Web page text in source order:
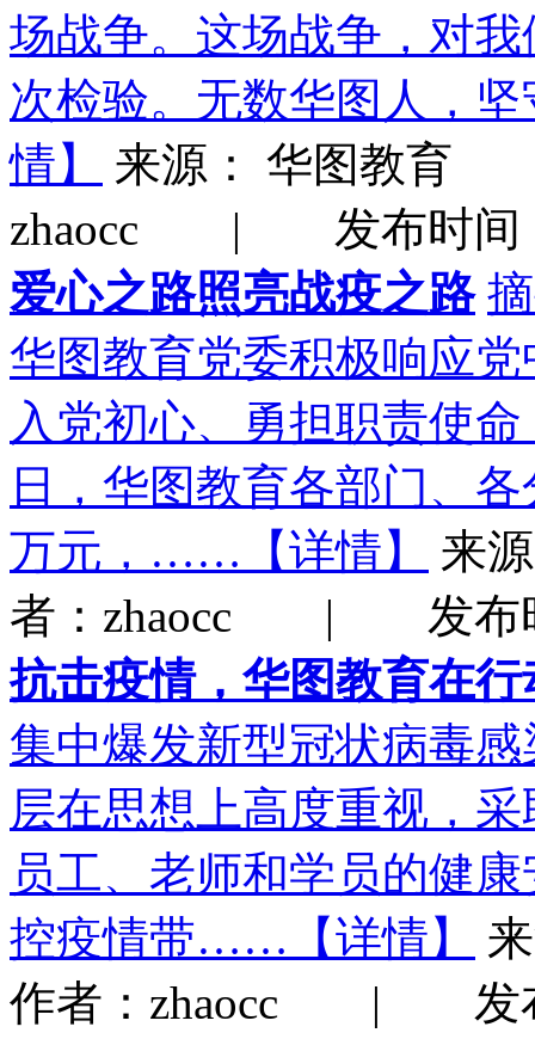
场战争。这场战争，对
次检验。无数华图人，
情】
来源： 华图教
zhaocc | 发布时间：
爱心之路照亮战疫之路
华图教育党委积极响应
入党初心、勇担职责使
日，华图教育各部门、
万元，……【详情】
来
者：zhaocc | 发布时
抗击疫情，华图教育在行
集中爆发新型冠状病毒
层在思想上高度重视，
员工、老师和学员的健
控疫情带……【详情】
作者：zhaocc | 发布